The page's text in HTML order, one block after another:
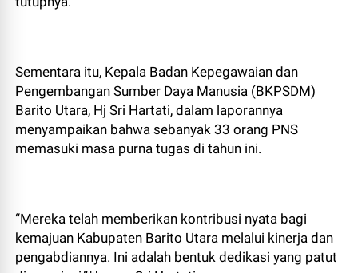
Sementara itu, Kepala Badan Kepegawaian dan
Pengembangan Sumber Daya Manusia (BKPSDM)
Barito Utara, Hj Sri Hartati, dalam laporannya
menyampaikan bahwa sebanyak 33 orang PNS
memasuki masa purna tugas di tahun ini.
“Mereka telah memberikan kontribusi nyata bagi
kemajuan Kabupaten Barito Utara melalui kinerja dan
pengabdiannya. Ini adalah bentuk dedikasi yang patut